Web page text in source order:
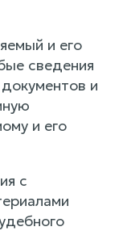
и его
сведения
и
и его
с